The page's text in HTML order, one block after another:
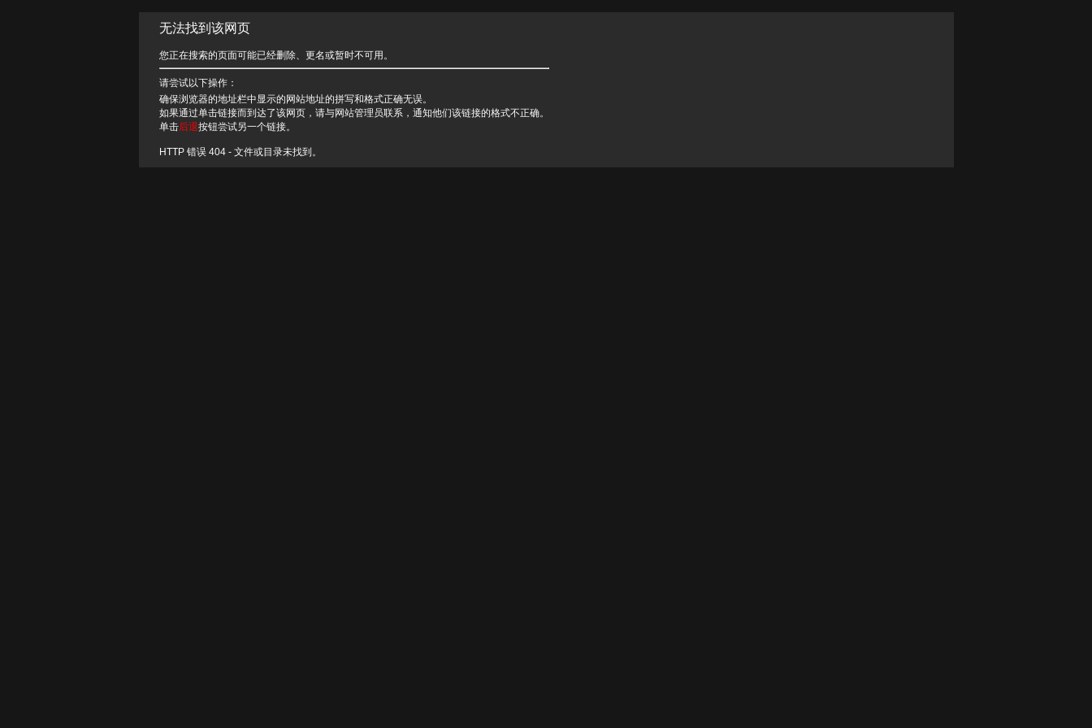
无法找到该网页
您正在搜索的页面可能已经删除、更名或暂时不可用。
请尝试以下操作：
确保浏览器的地址栏中显示的网站地址的拼写和格式正确无误。
如果通过单击链接而到达了该网页，请与网站管理员联系，通知他们该链接的格式不正确。
单击后退按钮尝试另一个链接。
HTTP 错误 404 - 文件或目录未找到。